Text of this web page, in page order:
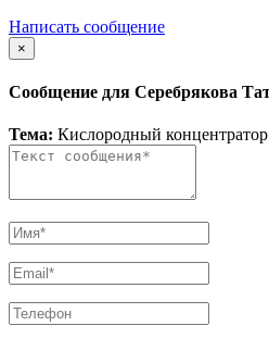
Написать сообщение
×
Сообщение для Серебрякова
Тема: Кислородный